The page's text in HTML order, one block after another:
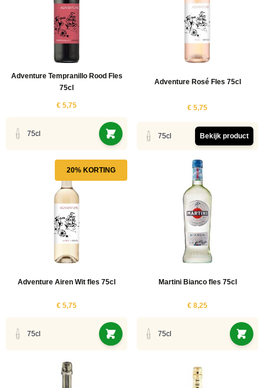
Adventure Tempranillo Rood Fles
75cl
€ 5,75
75cl
Adventure Rosé Fles 75cl
€ 5,75
75cl Bekijk product
20% KORTING
Adventure Airen Wit fles 75cl
€ 5,75
75cl
Martini Bianco fles 75cl
€ 8,25
75cl